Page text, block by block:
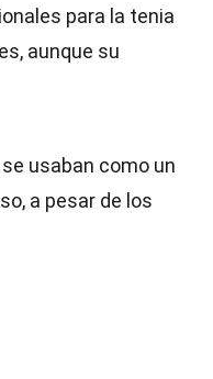
para la tenia
aunque su
usaban como un
a pesar de los